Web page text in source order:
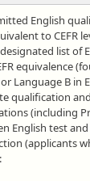
English
to CEFR
list of
equivalence
Language B in
qualification
(including
English test
(applicants